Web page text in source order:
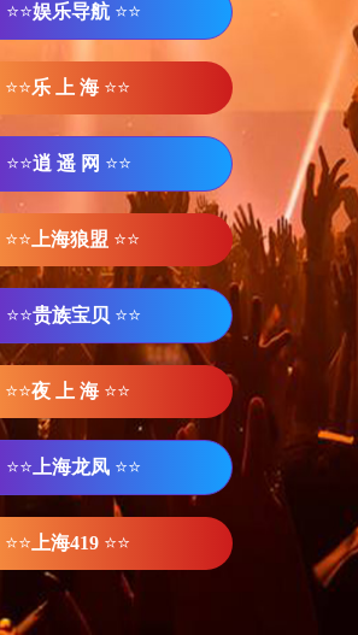
⭐⭐娱乐导航 ⭐⭐
⭐⭐乐 上 海 ⭐⭐
⭐⭐逍 遥 网 ⭐⭐
⭐⭐ 上海狼盟 ⭐⭐
⭐⭐贵族宝贝 ⭐⭐
⭐⭐夜 上 海 ⭐⭐
⭐⭐ 上海龙凤 ⭐⭐
⭐⭐ 上海419 ⭐⭐